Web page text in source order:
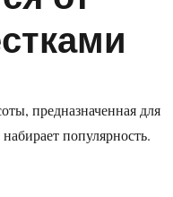
предназначенная для
популярность.